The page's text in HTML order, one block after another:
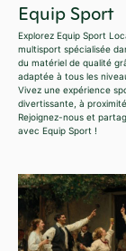
Equip Sport
Explorez Equip Sport
multisport spécialisée
du matériel de qualité
adaptée à tous les
Vivez une expérience
divertissante, à
Rejoignez-nous et
avec Equip Sport !